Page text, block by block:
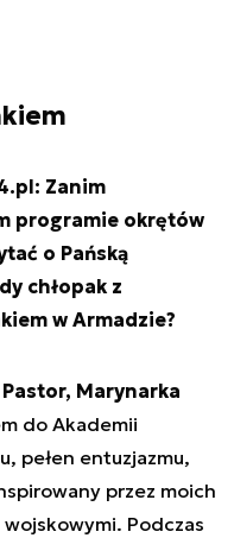
Zanim
programie okrętów
o Pańską
chłopak z
w Armadzie?
Marynarka
do Akademii
pełen entuzjazmu,
przez moich
Podczas